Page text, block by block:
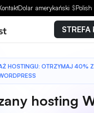
Dolar amerykański $Polish
STREFA
HOSTINGU: OTRZYMAJ 40%
hosting